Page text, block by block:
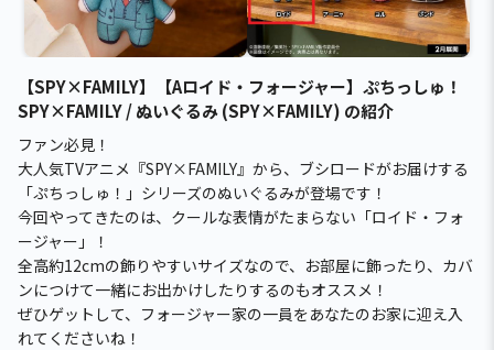
【SPY×FAMILY】【Aロイド・フォージャー】ぷちっしゅ！
SPY×FAMILY / ぬいぐるみ (SPY×FAMILY) の紹介
ファン必見！
大人気TVアニメ『SPY×FAMILY』から、ブシロードがお届けする
「ぷちっしゅ！」シリーズのぬいぐるみが登場です！
今回やってきたのは、クールな表情がたまらない「ロイド・フォ
ージャー」！
全高約12cmの飾りやすいサイズなので、お部屋に飾ったり、カバ
ンにつけて一緒にお出かけしたりするのもオススメ！
ぜひゲットして、フォージャー家の一員をあなたのお家に迎え入
れてくださいね！